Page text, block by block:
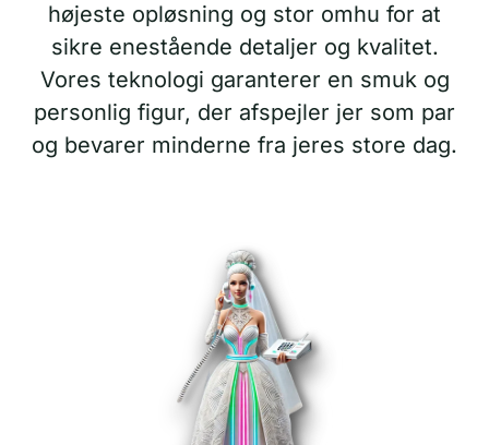
højeste opløsning og stor omhu for at
sikre enestående detaljer og kvalitet.
Vores teknologi garanterer en smuk og
personlig figur, der afspejler jer som par
og bevarer minderne fra jeres store dag.